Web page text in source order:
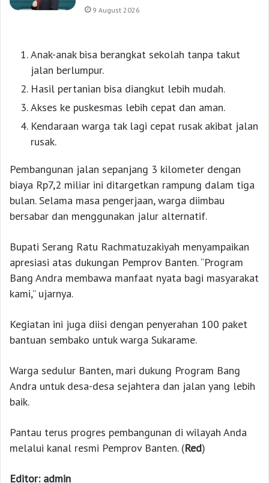
9 August 2026
Anak-anak bisa berangkat sekolah tanpa takut
jalan berlumpur.
Hasil pertanian bisa diangkut lebih mudah.
Akses ke puskesmas lebih cepat dan aman.
Kendaraan warga tak lagi cepat rusak akibat jalan
rusak.
Pembangunan jalan sepanjang 3 kilometer dengan
biaya Rp7,2 miliar ini ditargetkan rampung dalam tiga
bulan. Selama masa pengerjaan, warga diimbau
bersabar dan menggunakan jalur alternatif.
Bupati Serang Ratu Rachmatuzakiyah menyampaikan
apresiasi atas dukungan Pemprov Banten. “Program
Bang Andra membawa manfaat nyata bagi masyarakat
kami,” ujarnya.
Kegiatan ini juga diisi dengan penyerahan 100 paket
bantuan sembako untuk warga Sukarame.
Warga sedulur Banten, mari dukung Program Bang
Andra untuk desa-desa sejahtera dan jalan yang lebih
baik.
Pantau terus progres pembangunan di wilayah Anda
melalui kanal resmi Pemprov Banten. (Red)
Editor: admin